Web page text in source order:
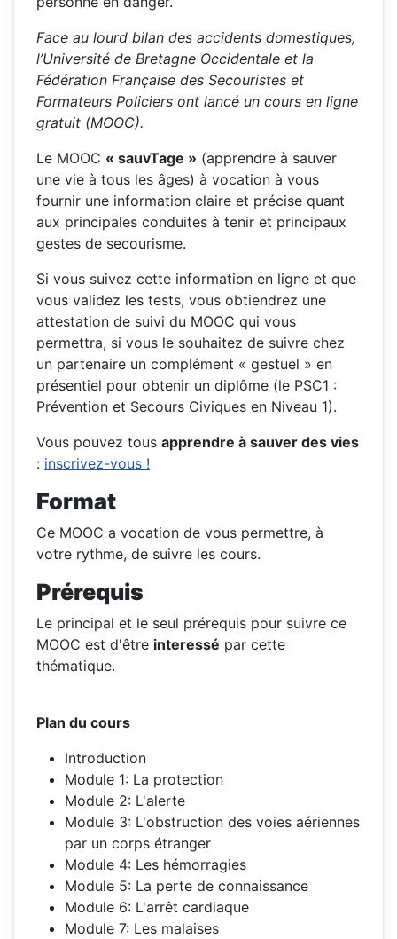
Face au lourd bilan des accidents domestiques,
l’Université de Bretagne Occidentale et la
Fédération Française des Secouristes et
Formateurs Policiers ont lancé un cours en ligne
gratuit (MOOC).
Le MOOC « sauvTage » (apprendre à sauver
une vie à tous les âges) à vocation à vous
fournir une information claire et précise quant
aux principales conduites à tenir et principaux
gestes de secourisme.
Si vous suivez cette information en ligne et que
vous validez les tests, vous obtiendrez une
attestation de suivi du MOOC qui vous
permettra, si vous le souhaitez de suivre chez
un partenaire un complément « gestuel » en
présentiel pour obtenir un diplôme (le PSC1 :
Prévention et Secours Civiques en Niveau 1).
Vous pouvez tous apprendre à sauver des vies
: inscrivez-vous !
Format
Ce MOOC a vocation de vous permettre, à
votre rythme, de suivre les cours.
Prérequis
Le principal et le seul prérequis pour suivre ce
MOOC est d'être interessé par cette
thématique.
Plan du cours
Introduction
Module 1: La protection
Module 2: L'alerte
Module 3: L'obstruction des voies aériennes
par un corps étranger
Module 4: Les hémorragies
Module 5: La perte de connaissance
Module 6: L'arrêt cardiaque
Module 7: Les malaises